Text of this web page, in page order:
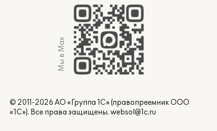
Мы в Max
© 2011-2026 АО «Группа 1С» (правопреемник ООО
«1С»). Все права защищены. websol@1c.ru